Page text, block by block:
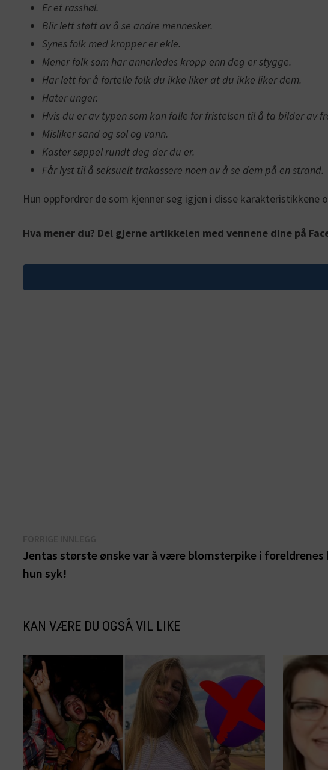
Er et rasshøl.
Blir lett støtt av å se andre mennesker.
Synes folk med kropper er ekle.
Mener folk som har annerledes kropp enn deg er stygge.
Har lett for å fortelle folk du ikke liker at du ikke liker dem.
Hater unger.
Hvis du er av typen som kan falle for fristelsen til å ta bilder av
Misliker sand og sol og vann.
Kaster søppel rundt deg der du er.
Får lyst til å seksuelt trakassere noen av å se dem på en strand.
Hun oppfordrer de som kjenner seg igjen i disse karakteristikkene
Hva mener du? Del gjerne artikkelen med vennene dine på
innlegg:
Jentas største ønske var å være blomsterpike i foreldrenes
hun syk!
KAN VÆRE DU OGSÅ VIL LIKE